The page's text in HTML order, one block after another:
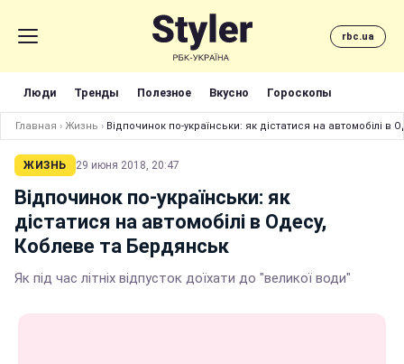
rbc.ua
Люди Тренды Полезное Вкусно Гороскопы
Главная › Жизнь › Відпочинок по-українськи: як дістатися на автомобілі
ЖИЗНЬ 29 июня 2018, 20:47
Відпочинок по-українськи: як
дістатися на автомобілі в Одесу,
Коблеве та Бердянськ
Як під час літніх відпусток доїхати до "великої води"